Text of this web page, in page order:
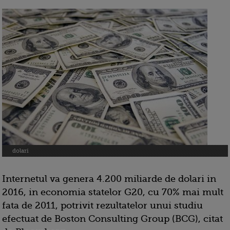
dolari
Internetul va genera 4.200 miliarde de dolari in
2016, in economia statelor G20, cu 70% mai mult
fata de 2011, potrivit rezultatelor unui studiu
efectuat de Boston Consulting Group (BCG), citat